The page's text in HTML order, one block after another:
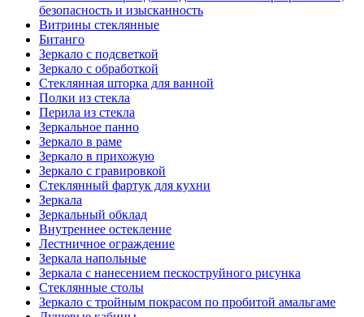
безопасность и изысканность
Витрины стеклянные
Битанго
Зеркало с подсветкой
Зеркало с обработкой
Стеклянная шторка для ванной
Полки из стекла
Перила из стекла
Зеркальное панно
Зеркало в раме
Зеркало в прихожую
Зеркало с гравировкой
Стеклянный фартук для кухни
Зеркала
Зеркальный обклад
Внутреннее остекление
Лестничное ограждение
Зеркала напольные
Зеркала с нанесением пескоструйного рисунка
Стеклянные столы
Зеркало с тройным покрасом по пробитой амальгаме